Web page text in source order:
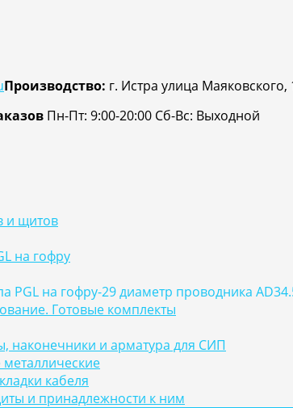
Производство: г. Истра улица Маяковского,
Пн-Пт: 9:00-20:00 Cб-Вс: Выходной
и щитов
на гофру
PGL на гофру-29 диаметр проводника
Готовые комплекты
наконечники и арматура для СИП
кабеля
и принадлежности к ним